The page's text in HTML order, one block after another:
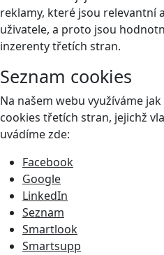
reklamy, které jsou relevantní
uživatele, a proto jsou
inzerenty třetích stran.
Seznam cookies
Na našem webu využíváme
cookies třetích stran, jejichž
uvádíme zde:
Facebook
Google
LinkedIn
Seznam
Smartlook
Smartsupp